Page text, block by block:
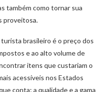
também como tornar sua
proveitosa.
brasileiro é o preço dos
e ao alto volume de
itens que custariam o
acessíveis nos Estados
conta; a qualidade e a gama